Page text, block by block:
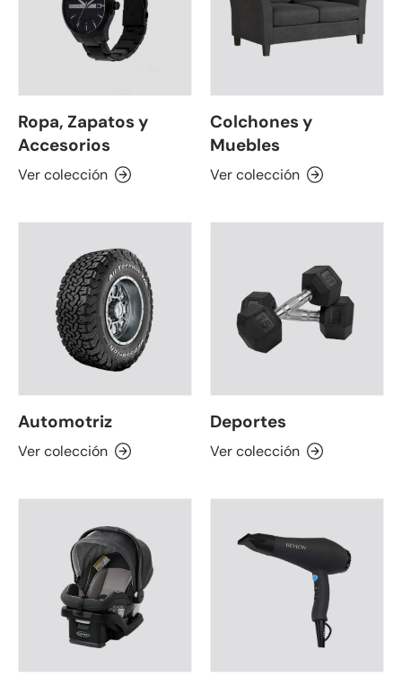
Ropa, Zapatos y
Accesorios
Ver colección
Colchones y
Muebles
Ver colección
Automotriz
Ver colección
Deportes
Ver colección